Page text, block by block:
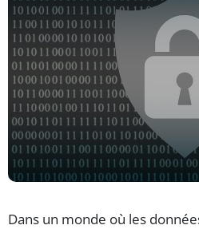
Dans un monde où les